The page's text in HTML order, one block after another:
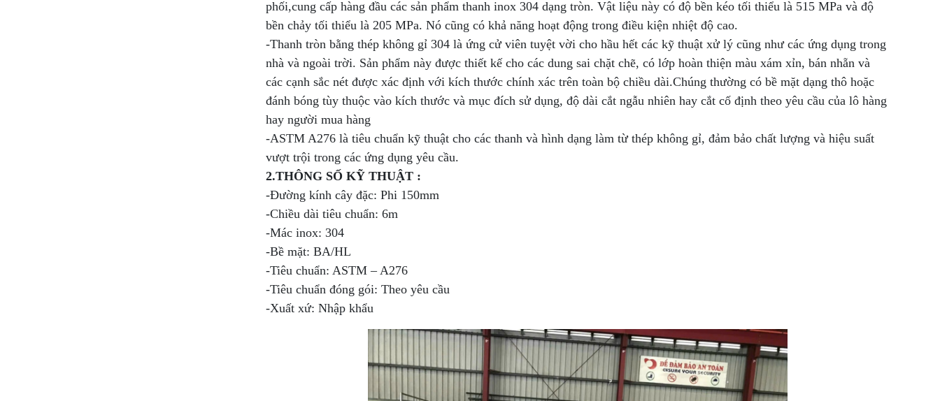
phối,cung cấp hàng đầu các sản phẩm thanh inox 304 dạng tròn. Vật liệu này có độ bền kéo tối thiểu là 515 MPa và độ
bền chảy tối thiểu là 205 MPa. Nó cũng có khả năng hoạt động trong điều kiện nhiệt độ cao.
-Thanh tròn bằng thép không gỉ 304 là ứng cử viên tuyệt vời cho hầu hết các kỹ thuật xử lý cũng như các ứng dụng trong
nhà và ngoài trời. Sản phẩm này được thiết kế cho các dung sai chặt chẽ, có lớp hoàn thiện màu xám xỉn, bán nhẵn và
các cạnh sắc nét được xác định với kích thước chính xác trên toàn bộ chiều dài.Chúng thường có bề mặt dạng thô hoặc
đánh bóng tùy thuộc vào kích thước và mục đích sử dụng, độ dài cắt ngẫu nhiên hay cắt cố định theo yêu cầu của lô hàng
hay người mua hàng
-ASTM A276 là tiêu chuẩn kỹ thuật cho các thanh và hình dạng làm từ thép không gỉ, đảm bảo chất lượng và hiệu suất
vượt trội trong các ứng dụng yêu cầu.
2.THÔNG SỐ KỸ THUẬT :
-Đường kính cây đặc: Phi 150mm
-Chiều dài tiêu chuẩn: 6m
-Mác inox: 304
-Bề mặt: BA/HL
-Tiêu chuẩn: ASTM – A276
-Tiêu chuẩn đóng gói: Theo yêu cầu
-Xuất xứ: Nhập khẩu